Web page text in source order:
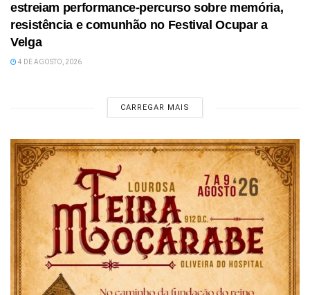
estreiam performance-percurso sobre memória,
resistência e comunhão no Festival Ocupar a
Velga
4 DE AGOSTO, 2026
CARREGAR MAIS